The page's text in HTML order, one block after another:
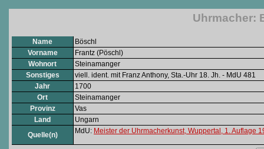
Uhrmacher:
Name
Böschl
Vorname
Frantz (Pöschl)
Wohnort
Steinamanger
Sonstiges
viell. ident. mit Franz Anthony, Sta.-Uhr 18. Jh. - MdU 481
Jahr
1700
Ort
Steinamanger
Provinz
Vas
Land
Ungarn
Quelle(n)
MdU: Meister der Uhrmacherkunst, Wuppertal, 1. Auflage